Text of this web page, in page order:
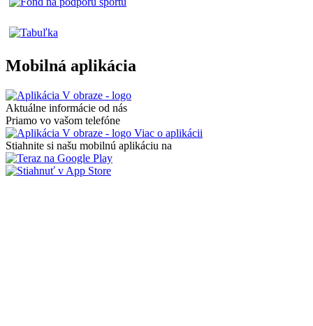
Mobilná aplikácia
Aktuálne informácie od nás
Priamo vo vašom telefóne
Viac o aplikácii
Stiahnite si našu mobilnú aplikáciu na